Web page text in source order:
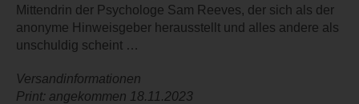
Mittendrin der Psychologe Sam Reeves, der sich als der
anonyme Hinweisgeber herausstellt und alles andere als
unschuldig scheint …
Versandinformationen
Print: angekommen 18.11.2023